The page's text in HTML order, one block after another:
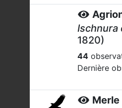
Ischnura
1820)
44
Dernière
Merle